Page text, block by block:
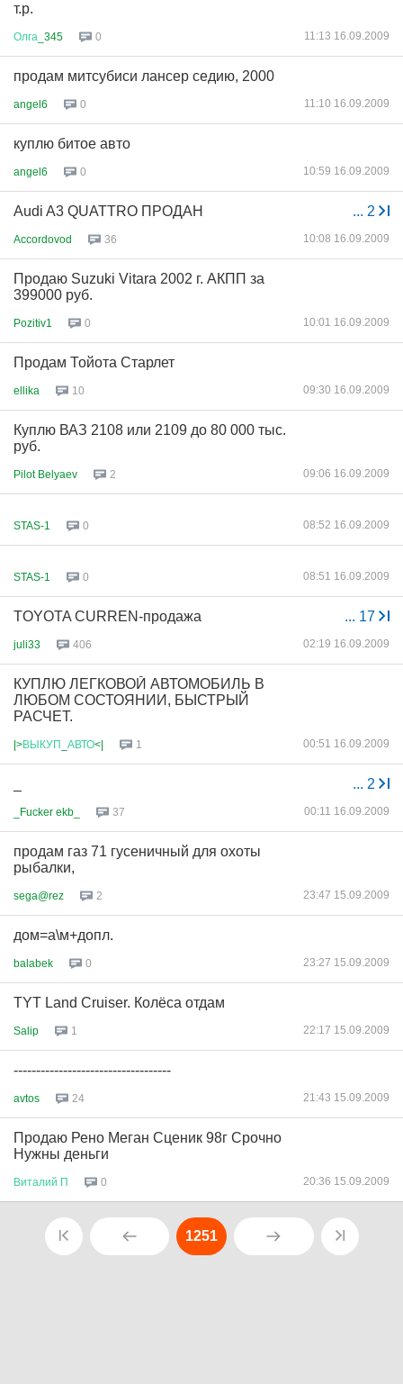
т.р.
Олга _345 0 11:13 16.09.2009
продам митсубиси лансер седию, 2000
angel6 0 11:10 16.09.2009
куплю битое авто
angel6 0 10:59 16.09.2009
... 2
Audi A3 QUATTRO ПРОДАН
Accordovod 36 10:08 16.09.2009
Продаю Suzuki Vitara 2002 г. АКПП за
399000 руб.
Pozitiv1 0 10:01 16.09.2009
Продам Тойота Старлет
ellika 10 09:30 16.09.2009
Куплю ВАЗ 2108 или 2109 до 80 000 тыс.
руб.
Pilot Belyaev 2 09:06 16.09.2009
STAS-1 0 08:52 16.09.2009
STAS-1 0 08:51 16.09.2009
... 17
TOYOTA CURREN-продажа
juli33 406 02:19 16.09.2009
КУПЛЮ ЛЕГКОВОЙ АВТОМОБИЛЬ В
ЛЮБОМ СОСТОЯНИИ, БЫСТРЫЙ
РАСЧЕТ.
|>ВЫКУП АВТО<| 1 00:51 16.09.2009
... 2
_Fucker ekb_ 37 00:11 16.09.2009
продам газ 71 гусеничный для охоты
рыбалки,
sega@rez 2 23:47 15.09.2009
дом=а\м+допл.
balabek 0 23:27 15.09.2009
TYT Land Cruiser. Колёса отдам
Salip 1 22:17 15.09.2009
-----------------------------------
avtos 24 21:43 15.09.2009
Продаю Рено Меган Сценик 98г Срочно
Нужны деньги
Виталий П 0 20:36 15.09.2009
1251